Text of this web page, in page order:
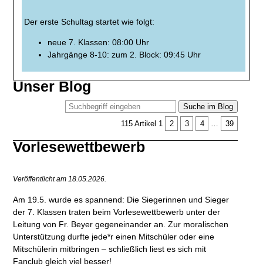
Der erste Schultag startet wie folgt:
neue 7. Klassen: 08:00 Uhr
Jahrgänge 8-10: zum 2. Block: 09:45 Uhr
Unser Blog
Suche im Blog
115 Artikel 1 2 3 4 39
Vorlesewettbewerb
Veröffentlicht am 18.05.2026.
Am 19.5. wurde es spannend: Die Siegerinnen und Sieger
der 7. Klassen traten beim Vorlesewettbewerb unter der
Leitung von Fr. Beyer gegeneinander an. Zur moralischen
Unterstützung durfte jede*r einen Mitschüler oder eine
Mitschülerin mitbringen – schließlich liest es sich mit
Fanclub gleich viel besser!